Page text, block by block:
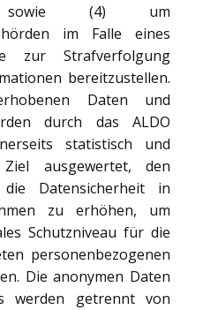
sowie (4) um
im Falle eines
zur Strafverfolgung
bereitzustellen.
Daten und
durch das ALDO
statistisch und
ausgewertet, den
Datensicherheit in
zu erhöhen, um
Schutzniveau für die
personenbezogenen
Die anonymen Daten
werden getrennt von